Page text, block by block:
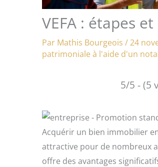
VEFA : étapes
Par Mathis Bourgeois /24
patrimoniale à l'aide d'un
5/5 - (5
Acquérir un bien immobilier
attractive pour de nombreux
offre des avantages